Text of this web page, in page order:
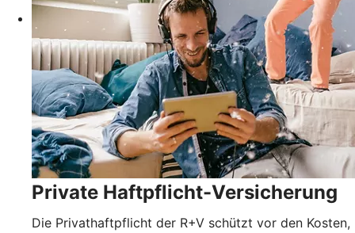
Private Haftpflicht-Versicherung
Die Privathaftpflicht der R+V schützt vor den Kosten,